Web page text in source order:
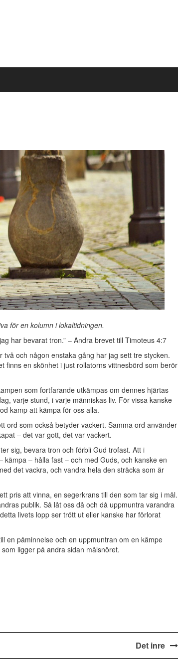
för en kolumn i lokaltidningen.
har bevarat tron.” – Andra brevet till Timoteus 4:7
och någon enstaka gång har jag sett tre stycken.
finns en skönhet i just rollatorns vittnesbörd som berör
som fortfarande utkämpas om dennes hjärtas
varje stund, i varje människas liv. För vissa kanske
kamp att kämpa för oss alla.
ord som också betyder vackert. Samma ord använder
– det var gott, det var vackert.
sig, bevara tron och förbli Gud trofast. Att i
– hålla fast – och med Guds, och kanske en
det vackra, och vandra hela den sträcka som är
pris att vinna, en segerkrans till den som tar sig i mål.
publik. Så låt oss då och då uppmuntra varandra
livets lopp ser trött ut eller kanske har förlorat
en påminnelse och en uppmuntran om en kämpe
ligger på andra sidan målsnöret.
Det inre